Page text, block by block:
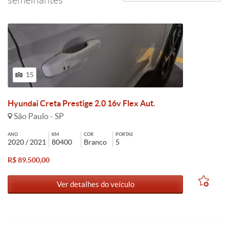
15
Hyundai Creta Prestige 2.0 16v Flex Aut.
São Paulo - SP
ANO
2020 / 2021
KM
80400
COR
Branco
PORTAS
5
R$ 89.500,00
Ver detalhes do veículo